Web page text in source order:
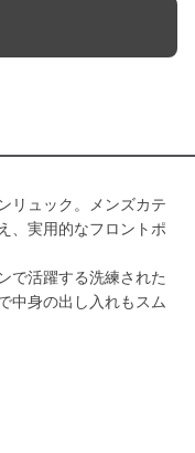
リュック。メンズカテ
、実用的なフロントポ
で活躍する洗練された
中身の出し入れもスム